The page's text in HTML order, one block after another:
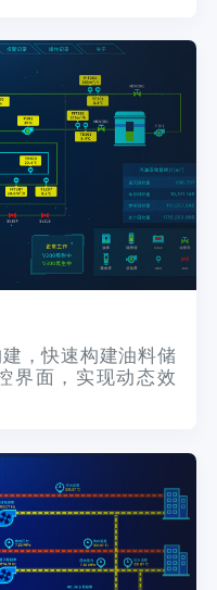
，快速构建油料储
界面，实现动态效